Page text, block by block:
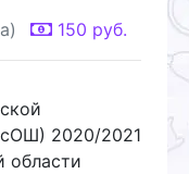
150 руб.
2020/2021
области